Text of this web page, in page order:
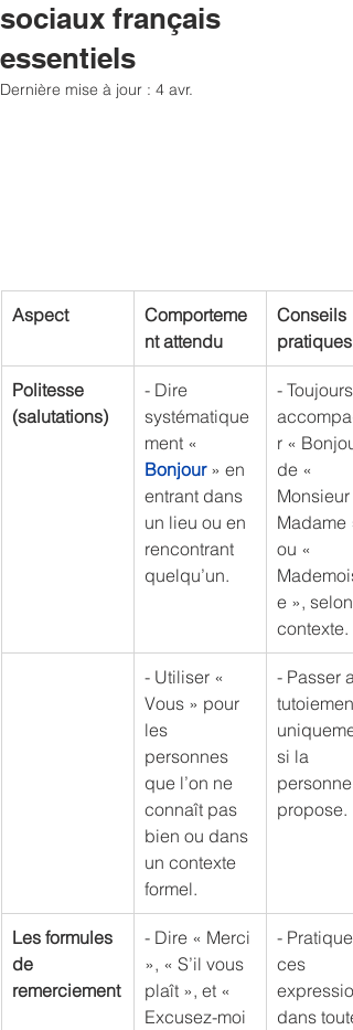
sociaux français
essentiels
Dernière mise à jour : 4 avr.
Aspect
Comporteme
nt attendu
Conseils
pratiques
Politesse
(salutations)
- Dire
systématique
ment «
Bonjour » en
entrant dans
un lieu ou en
rencontrant
quelqu’un.
- Toujours
r «
de «
Monsieur
Madame »
ou «
e », selon
contexte.
- Utiliser «
Vous » pour
les
personnes
que l’on ne
connaît pas
bien ou dans
un contexte
formel.
- Passer
tutoiement
si la
personne
propose.
Les formules
de
remerciement
- Dire « Merci
», « S’il vous
plaît », et «
Excusez-moi
- Pratiquer
ces
dans